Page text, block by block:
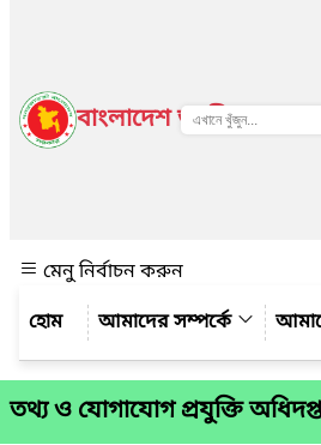
বাংলাদেশ জাতীয় তথ্য
মেনু নির্বাচন করুন
আমাদের সম্পর্কে
তথ্য ও যোগাযোগ প্রযুক্তি